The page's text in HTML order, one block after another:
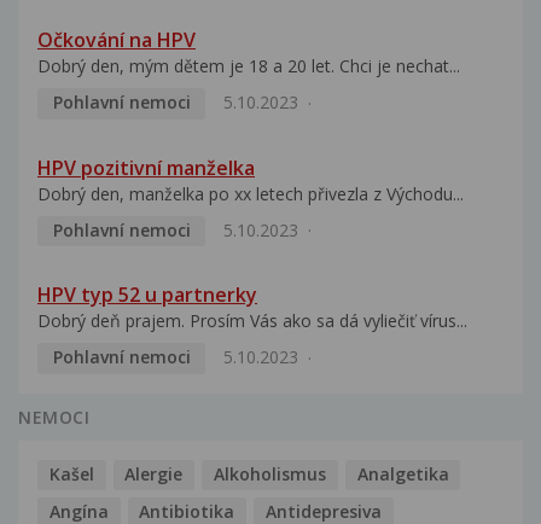
Očkování na HPV
Dobrý den, mým dětem je 18 a 20 let. Chci je nechat...
Pohlavní nemoci
5.10.2023
HPV pozitivní manželka
Dobrý den, manželka po xx letech přivezla z Východu...
Pohlavní nemoci
5.10.2023
HPV typ 52 u partnerky
Dobrý deň prajem. Prosím Vás ako sa dá vyliečiť vírus...
Pohlavní nemoci
5.10.2023
NEMOCI
Kašel Alergie Alkoholismus
Analgetika
Angína
Antibiotika
Antidepresiva